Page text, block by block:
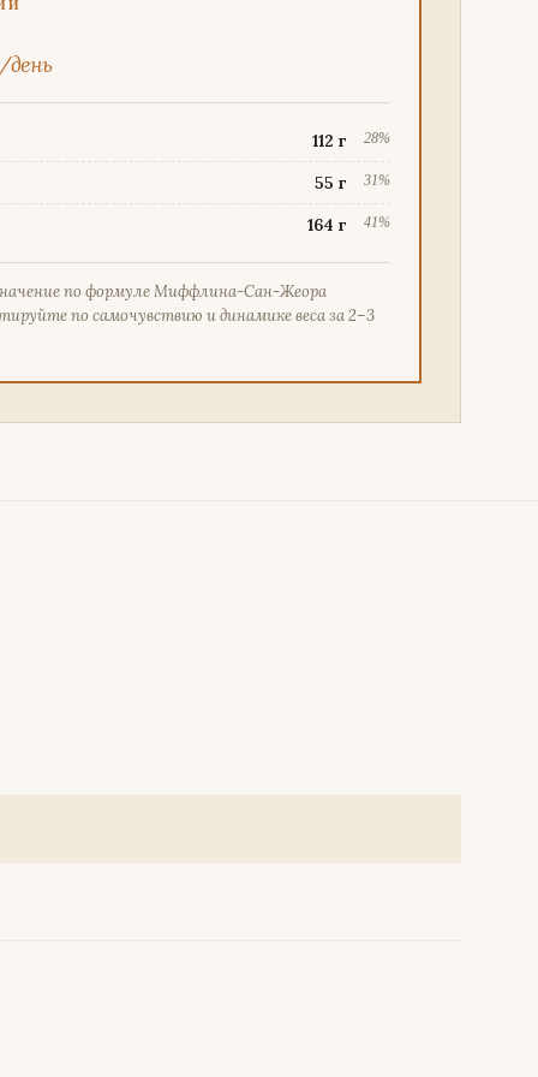
112 г 28%
55 г 31%
164 г 41%
по формуле Миффлина-Сан-Жеора
по самочувствию и динамике веса за 2–3